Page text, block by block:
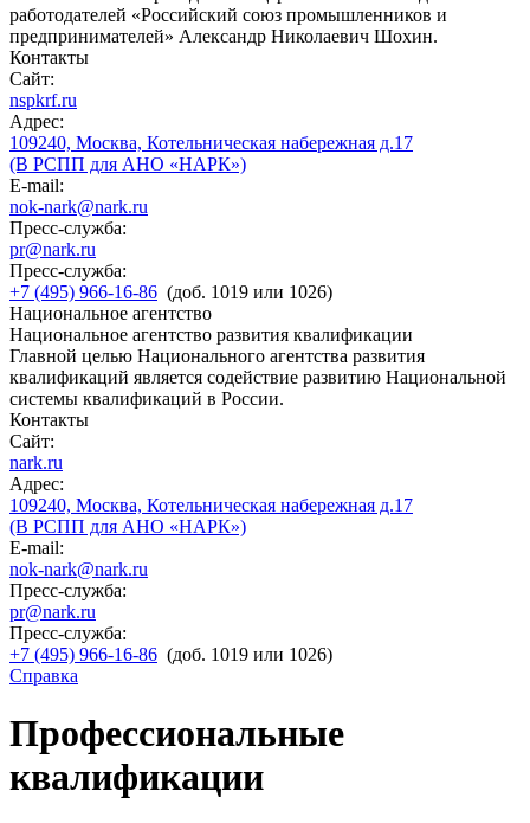
работодателей «Российский союз промышленников и
предпринимателей» Александр Николаевич Шохин.
Контакты
Сайт:
nspkrf.ru
Адрес:
109240, Москва, Котельническая набережная д.17
(В РСПП для АНО «НАРК»)
E-mail:
nok-nark@nark.ru
Пресс-служба:
pr@nark.ru
Пресс-служба:
+7 (495) 966-16-86 (доб. 1019 или 1026)
Национальное агентство
Национальное агентство развития квалификации
Главной целью Национального агентства развития
квалификаций является содействие развитию Национальной
системы квалификаций в России.
Контакты
Сайт:
nark.ru
Адрес:
109240, Москва, Котельническая набережная д.17
(В РСПП для АНО «НАРК»)
E-mail:
nok-nark@nark.ru
Пресс-служба:
pr@nark.ru
Пресс-служба:
+7 (495) 966-16-86 (доб. 1019 или 1026)
Справка
Профессиональные
квалификации